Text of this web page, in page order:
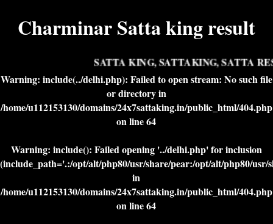
Charminar Satta king result
SATTA KING, SATTAKING, SATTA
Warning: include(../delhi.php): Failed to open stream: No such file
or directory in
/home/u112153130/domains/24x7sattaking.in/public_html/404.php
on line64
Warning: include(): Failed opening '../delhi.php' for inclusion
(include_path='.:/opt/alt/php80/usr/share/pear:/opt/alt/php80/
in
/home/u112153130/domains/24x7sattaking.in/public_html/404.php
on line64